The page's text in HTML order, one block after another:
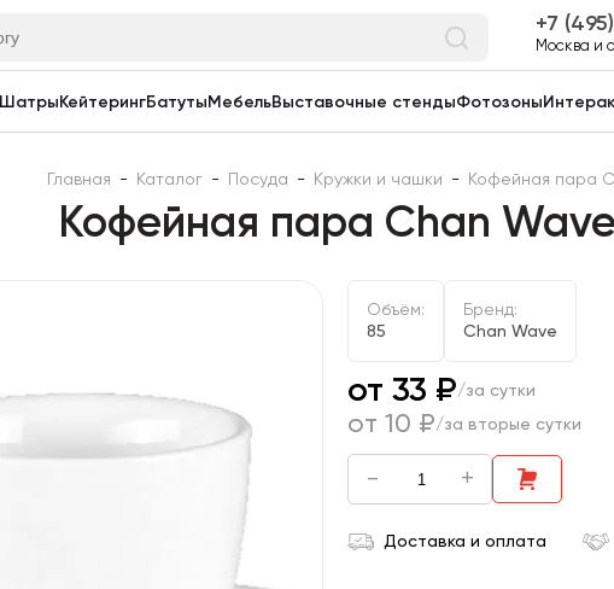
7
Москва и
Шатры КейтерингБатуты МебельВыставочные стендыФотозоны
Главная - Каталог - Посуда - Кружки и чашки - Кофейная пара
Кофейная пара Chan
Объём:
85
Бренд:
Chan Wave
от 33 ₽/за сутки
от 10 ₽/за вторые сутки
- +
Доставка и оплата